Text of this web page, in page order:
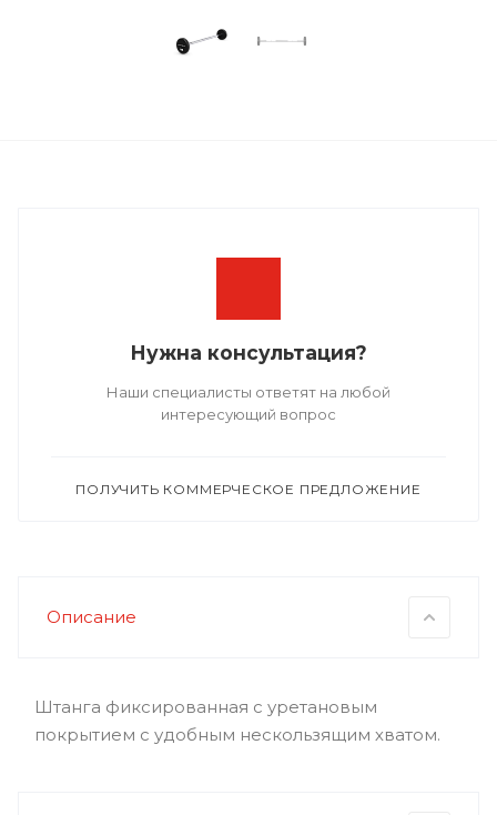
Нужна консультация?
Наши специалисты ответят на любой
интересующий вопрос
ПОЛУЧИТЬ КОММЕРЧЕСКОЕ ПРЕДЛОЖЕНИЕ
Описание
Штанга фиксированная с уретановым
покрытием с удобным нескользящим хватом.